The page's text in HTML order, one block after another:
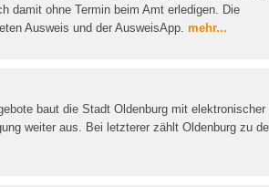
damit ohne Termin beim Amt erledigen. Die
Ausweis und der AusweisApp. mehr...
baut die Stadt Oldenburg mit elektronischer
weiter aus. Bei letzterer zählt Oldenburg zu